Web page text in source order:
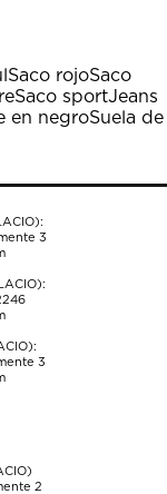
Saco rojoSaco
Saco sportJeans
en negroSuela de
3
3
2